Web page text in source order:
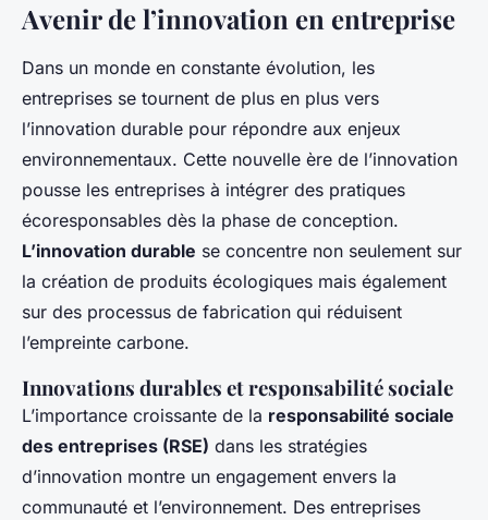
Avenir de l’innovation en entreprise
Dans un monde en constante évolution, les
entreprises se tournent de plus en plus vers
l’innovation durable pour répondre aux enjeux
environnementaux. Cette nouvelle ère de l’innovation
pousse les entreprises à intégrer des pratiques
écoresponsables dès la phase de conception.
L’innovation durable se concentre non seulement sur
la création de produits écologiques mais également
sur des processus de fabrication qui réduisent
l’empreinte carbone.
Innovations durables et responsabilité sociale
L’importance croissante de la responsabilité sociale
des entreprises (RSE) dans les stratégies
d’innovation montre un engagement envers la
communauté et l’environnement. Des entreprises